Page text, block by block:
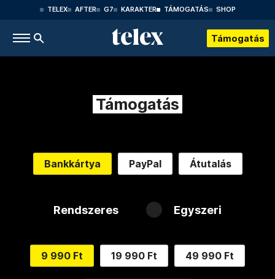
TELEX AFTER G7 KARAKTER TÁMOGATÁS SHOP
Támogatás
Támogatás
Bankkártya PayPal Átutalás
Rendszeres Egyszeri
9 990 Ft 19 990 Ft 49 990 Ft